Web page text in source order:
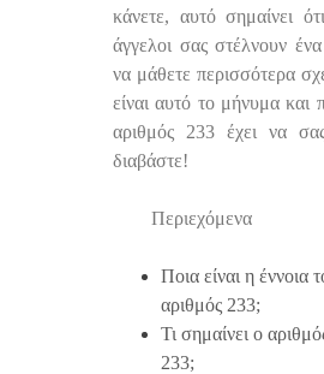
κάνετε, αυτό σημαίνει
άγγελοι σας στέλνουν
να μάθετε περισσότερα
είναι αυτό το μήνυμα και
αριθμός 233 έχει να
διαβάστε!
Περιεχόμενα
Ποια είναι η έννοια
αριθμός 233;
Τι σημαίνει ο
233;